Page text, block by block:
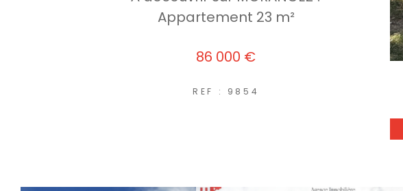
Appartement 23 m²
86 000 €
REF : 9854